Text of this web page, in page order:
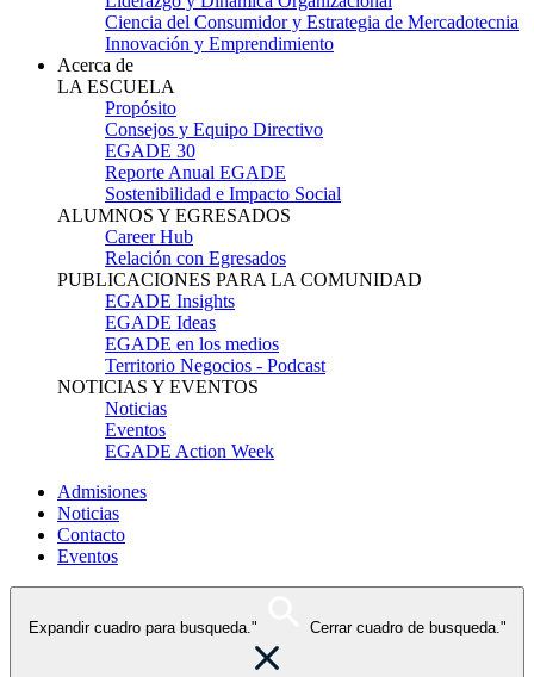
Ciencia del Consumidor y Estrategia de Mercadotecnia
Innovación y Emprendimiento
Acerca de
LA ESCUELA
Propósito
Consejos y Equipo Directivo
EGADE 30
Reporte Anual EGADE
Sostenibilidad e Impacto Social
ALUMNOS Y EGRESADOS
Career Hub
Relación con Egresados
PUBLICACIONES PARA LA COMUNIDAD
EGADE Insights
EGADE Ideas
EGADE en los medios
Territorio Negocios - Podcast
NOTICIAS Y EVENTOS
Noticias
Eventos
EGADE Action Week
Admisiones
Noticias
Contacto
Eventos
Expandir cuadro para busqueda." Cerrar cuadro de busqueda."